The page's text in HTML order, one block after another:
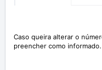
Caso queira alterar o
preencher como informado.